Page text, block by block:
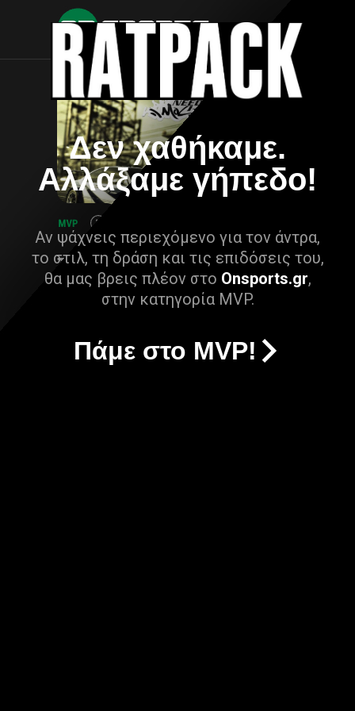
Δεν χαθήκαμε.
Αλλάξαμε γήπεδο!
Αν ψάχνεις περιεχόμενο για τον άντρα,
το στιλ, τη δράση και τις επιδόσεις του,
θα μας βρεις πλέον στο Onsports.gr,
στην κατηγορία MVP.
Πάμε στο MVP!